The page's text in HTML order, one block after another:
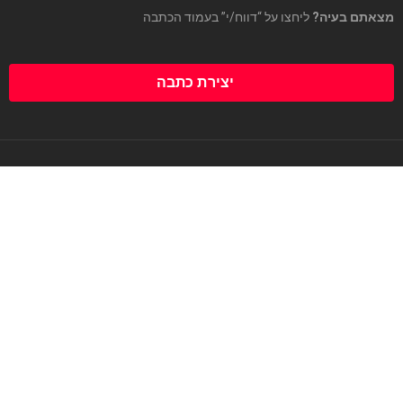
מצאתם בעיה? ליחצו על “דווח/י” בעמוד הכתבה
יצירת כתבה